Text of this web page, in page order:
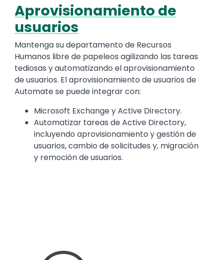
Text
Aprovisionamiento de
usuarios
Mantenga su departamento de Recursos
Humanos libre de papeleos agilizando las tareas
tediosas y automatizando el aprovisionamiento
de usuarios. El aprovisionamiento de usuarios de
Automate se puede integrar con:
Microsoft Exchange y Active Directory.
Automatizar tareas de Active Directory,
incluyendo aprovisionamiento y gestión de
usuarios, cambio de solicitudes y, migración
y remoción de usuarios.